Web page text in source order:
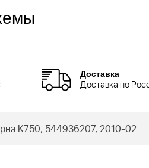
Доставка
Доставка по
K750, 544936207, 2010-02